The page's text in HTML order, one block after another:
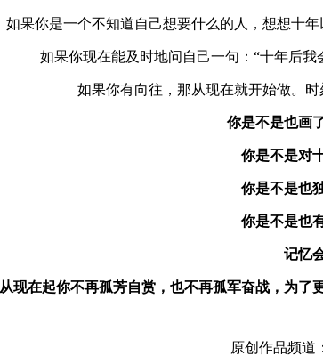
如果你是一个不知道自己想要什么的人，想想十
如果你现在能及时地问自己一句：“十年后我
如果你有向往，那从现在就开始做。
你是不是也画
你是不是对
你是不是也
你是不是也
记忆
从现在起你不再孤芳自赏，也不再孤军奋战，为了
原创作品频道：